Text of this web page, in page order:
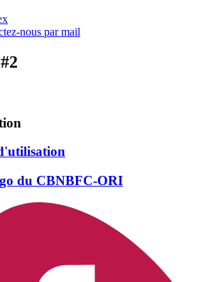
nous par mail
du CBNBFC-ORI